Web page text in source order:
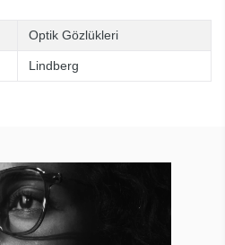
Optik Gözlükleri
Lindberg